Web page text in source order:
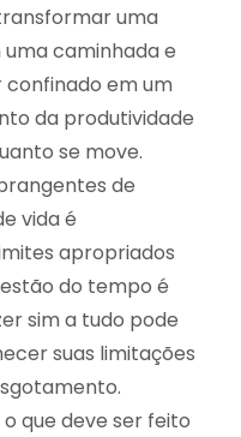
uma
caminhada e
em um
da produtividade
se move.
de
vida é
apropriados
do tempo é
sim a tudo pode
suas limitações
que deve ser feito